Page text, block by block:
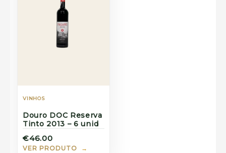
VINHOS
Douro DOC Reserva
Tinto 2013 – 6 unid
€46.00
VER PRODUTO